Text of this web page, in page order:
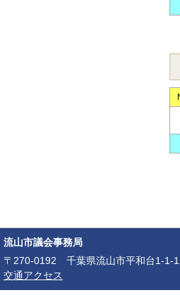
流山市議会事務局
〒270-0192 千葉県流山市平和台1-
交通アクセス